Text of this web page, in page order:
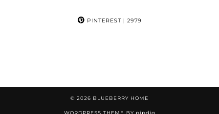
PINTEREST| 2979
© 2026 BLUEBERRY HOME